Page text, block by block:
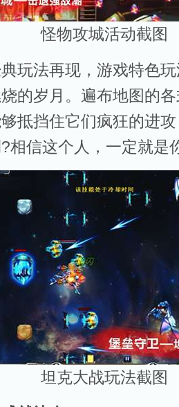
怪物攻城活动截图
法再现，游戏特色玩
的岁月。遍布地图的
抵挡住它们疯狂的进
相信这个人，一定就是
坦克大战玩法截图